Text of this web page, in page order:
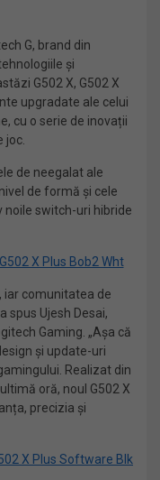
G, brand din
și
G502 X, G502 X
upgradate ale celui
cu o serie de inovații
joc.
de neegalat ale
de formă și cele
noile switch-uri hibride
iar comunitatea de
spus Ujesh Desai,
Gaming. „Așa că
și update-uri
Realizat din
oră, noul G502 X
precizia și